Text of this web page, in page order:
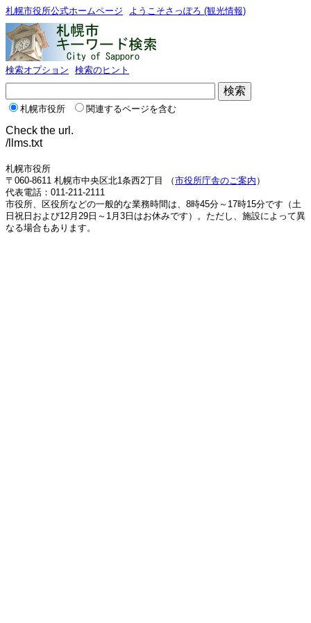
札幌市役所公式ホームページ ようこそさっぽろ (観光情報)
検索オプション 検索のヒント
札幌市役所 関連するページを含む
Check the url.
/llms.txt
札幌市役所
〒060-8611 札幌市中央区北1条西2丁目 （市役所庁舎のご案内 ）
代表電話：011-211-2111
市役所、区役所などの一般的な業務時間は、8時45分～17時15分です（土
日祝日および12月29日～1月3日はお休みです）。ただし、施設によって異
なる場合もあります。